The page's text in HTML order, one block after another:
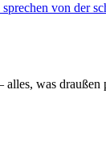
von der
was draußen